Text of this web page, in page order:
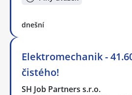
dnešní
Elektromechanik -
čistého!
SH Job Partners s.r.o.